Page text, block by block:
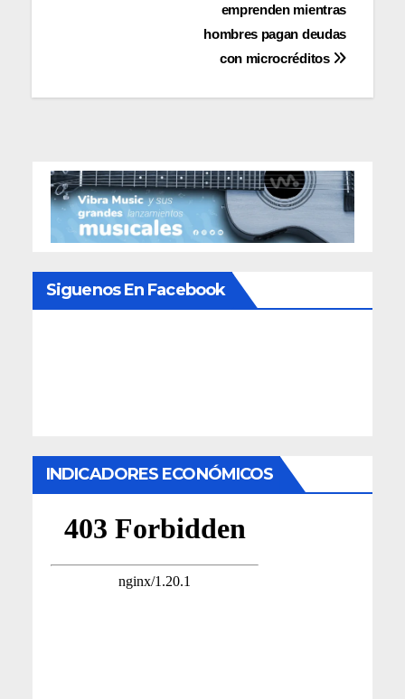
emprenden mientras
hombres pagan deudas
con microcréditos
Siguenos En Facebook
INDICADORES ECONÓMICOS